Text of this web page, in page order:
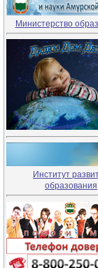
Министерство
Институт
образования